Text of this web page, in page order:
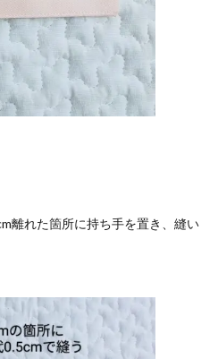
離れた箇所に持ち手を置き、縫い